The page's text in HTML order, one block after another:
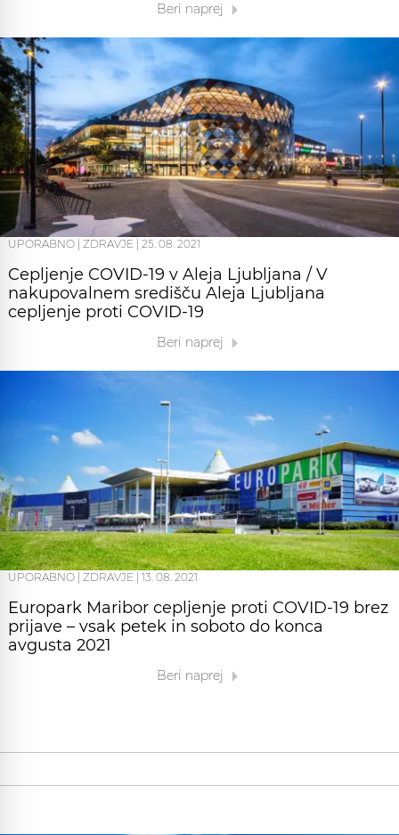
Beri naprej
UPORABNO ZDRAVJE 25. 08. 2021
Cepljenje COVID-19 v Aleja Ljubljana / V
nakupovalnem središču Aleja Ljubljana
cepljenje proti COVID-19
Beri naprej
UPORABNO ZDRAVJE 13. 08. 2021
Europark Maribor cepljenje proti COVID-19 brez
prijave – vsak petek in soboto do konca
avgusta 2021
Beri naprej